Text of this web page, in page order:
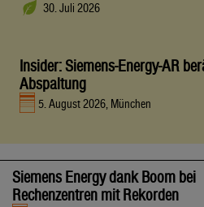
30. Juli 2026
Insider: Siemens-Energy-AR
Abspaltung
5. August 2026, München
Siemens Energy dank Boom bei
Rechenzentren mit Rekorden